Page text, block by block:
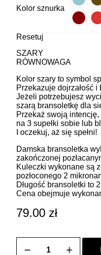
Kolor sznurka
Resetuj
SZARY
RÓWNOWAGA
Kolor szary to symbol
Przekazuje dojrzałość i
Jeżeli potrzebujesz
szarą bransoletkę dla
Przekaż swoją
na 3 supełki sobie lub
I oczekuj, aż się spełni!
Damska bransoletka
zakończonej
Kuleczki wykonane są
pozłoconego 2
Długość bransoletki to
Cena obejmuje
79.00 zł
Bransoletka